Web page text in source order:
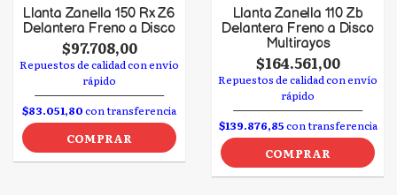
Llanta Zanella 150 Rx Z6
Delantera Freno a Disco
$97.708,00
Repuestos de calidad con envío
rápido
$83.051,80con transferencia
COMPRAR
Llanta Zanella 110 Zb
Delantera Freno a Disco
Multirayos
$164.561,00
Repuestos de calidad con envío
rápido
$139.876,85con transferencia
COMPRAR